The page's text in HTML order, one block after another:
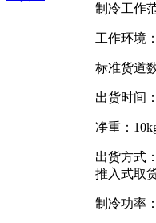
制冷工作
工作环境
标准货道
出货时间
净重：
出货方式
推入式取
制冷功率